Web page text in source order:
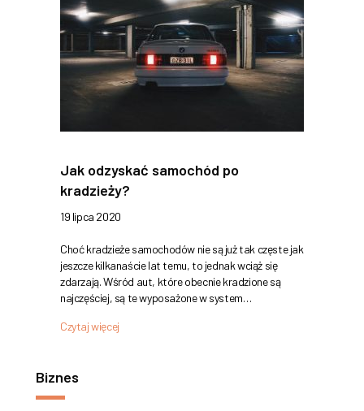
Jak odzyskać samochód po
kradzieży?
19 lipca 2020
Choć kradzieże samochodów nie są już tak częste jak
jeszcze kilkanaście lat temu, to jednak wciąż się
zdarzają. Wśród aut, które obecnie kradzione są
najczęściej, są te wyposażone w system…
Czytaj więcej
Biznes